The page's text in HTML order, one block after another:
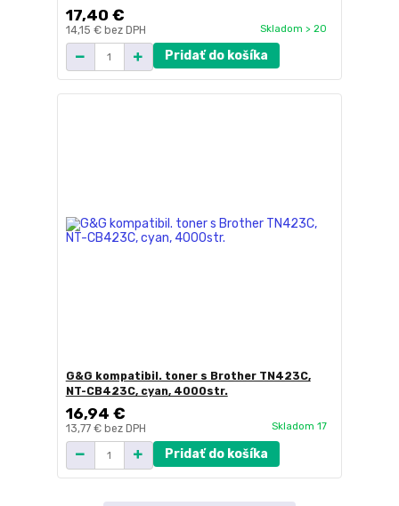
17,40 €
14,15 € bez DPH Skladom > 20
Pridať do košíka
G&G kompatibil. toner s Brother TN423C,
NT-CB423C, cyan, 4000str.
16,94 €
13,77 € bez DPH Skladom 17
Pridať do košíka